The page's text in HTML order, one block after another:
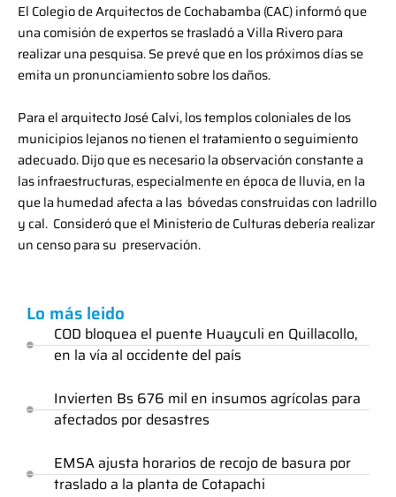
El Colegio de Arquitectos de Cochabamba (CAC) informó que
una comisión de expertos se trasladó a Villa Rivero para
realizar una pesquisa. Se prevé que en los próximos días se
emita un pronunciamiento sobre los daños.
Para el arquitecto José Calvi, los templos coloniales de los
municipios lejanos no tienen el tratamiento o seguimiento
adecuado. Dijo que es necesario la observación constante a
las infraestructuras, especialmente en época de lluvia, en la
que la humedad afecta a las bóvedas construidas con ladrillo
y cal. Consideró que el Ministerio de Culturas debería realizar
un censo para su preservación.
Lo más leido
COD bloquea el puente Huayculi en Quillacollo,
en la vía al occidente del país
Invierten Bs 676 mil en insumos agrícolas para
afectados por desastres
EMSA ajusta horarios de recojo de basura por
traslado a la planta de Cotapachi